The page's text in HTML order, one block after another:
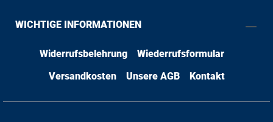
WICHTIGE INFORMATIONEN
Widerrufsbelehrung
Wiederrufsformular
Versandkosten
Unsere AGB Kontakt